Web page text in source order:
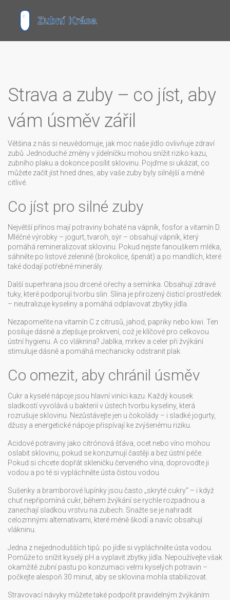
Strava a zuby – co jíst, aby
vám úsměv zářil
Většina z nás si neuvědomuje, jak moc naše jídlo ovlivňuje zdraví
zubů. Jednoduché změny v jídelníčku mohou snížit riziko kazu,
zubního plaku a dokonce posílit sklovinu. Pojďme si ukázat, co
můžete začít jíst hned dnes, aby vaše zuby byly silnější a méně
citlivé.
Co jíst pro silné zuby
Největší přínos mají potraviny bohaté na vápník, fosfor a vitamín D.
Mléčné výrobky – jogurt, tvaroh, sýr – obsahují vápník, který
pomáhá remineralizovat sklovinu. Pokud nejste fanouškem mléka,
sáhněte po listové zelenině (brokolice, špenát) a po mandlích, které
také dodají potřebné minerály.
Další superhrana jsou drcené ořechy a semínka. Obsahují zdravé
tuky, které podporují tvorbu slin. Slina je přirozený čisticí prostředek
– neutralizuje kyseliny a pomáhá odplavovat zbytky jídla.
Nezapomeňte na vitamín C z citrusů, jahod, papriky nebo kiwi. Ten
posiluje dásně a zlepšuje prokrvení, což je klíčové pro celkovou
ústní hygienu. A co vláknina? Jablka, mrkev a celer při žvýkání
stimuluje dásně a pomáhá mechanicky odstranit plak.
Co omezit, aby chránil úsměv
Cukr a kyselé nápoje jsou hlavní viníci kazu. Každý kousek
sladkostí vyvolává u bakterií v ústech tvorbu kyseliny, která
rozrušuje sklovinu. Nezůstávejte jen u čokolády – i sladké jogurty,
džusy a energetické nápoje přispívají ke zvýšenému riziku.
Acidové potraviny jako citrónová šťáva, ocet nebo víno mohou
oslabit sklovinu, pokud se konzumují častěji a bez ústní péče.
Pokud si chcete dopřát skleničku červeného vína, doprovodte ji
vodou a po té si vypláchněte ústa čistou vodou.
Sušenky a bramborové lupínky jsou často „skryté cukry“ – i když
chuť nepřipomíná cukr, během žvýkání se rychle rozpadnou a
zanechají sladkou vrstvu na zubech. Snažte se je nahradit
celozrnnými alternativami, které méně škodí a navíc obsahují
vlákninu.
Jedna z nejjednodušších tipů: po jídle si vypláchněte ústa vodou.
Pomůže to snížit kyselý pH a vyplavit zbytky jídla. Nepoužívejte však
okamžitě zubní pastu po konzumaci velmi kyselých potravin –
počkejte alespoň 30 minut, aby se sklovina mohla stabilizovat.
Stravovací návyky můžete také podpořit pravidelným žvýkáním